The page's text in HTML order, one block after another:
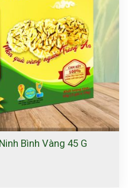
Bình Vàng 45 G